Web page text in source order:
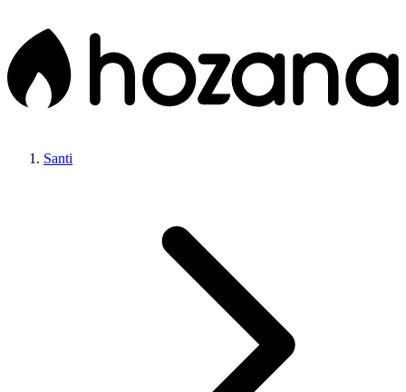
Santi